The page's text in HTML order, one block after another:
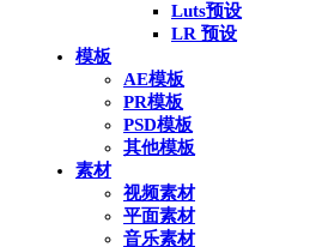
Luts预设
LR 预设
模板
AE模板
PR模板
PSD模板
其他模板
素材
视频素材
平面素材
音乐素材